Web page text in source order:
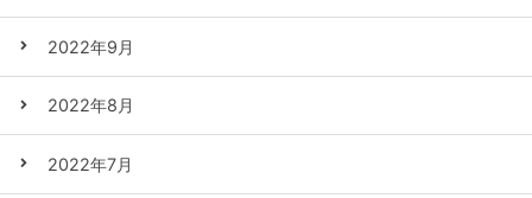
2022年9月
2022年8月
2022年7月